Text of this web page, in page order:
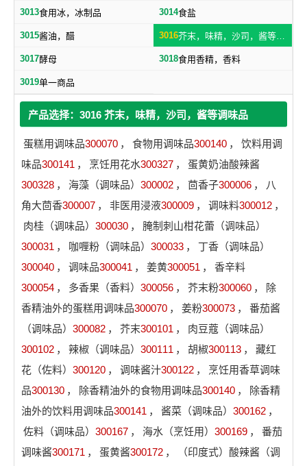
3013食用冰，冰制品 3014食盐
3015酱油，醋 3016 芥末，味精，沙司，酱等调味品
3017酵母 3018食用香精，香料
3019单一商品
产品选择：3016 芥末，味精，沙司，酱等调味品
蛋糕用调味品300070 ， 食物用调味品300140 ，
饮料用调
味品300141 ， 烹饪用花水300327 ，
蛋黄奶油酸辣酱
300328 ， 海藻（调味品） 300002 ， 茴香子300006 ，
八
角大茴香300007 ， 非医用浸液300009 ， 调味料300012 ，
肉桂（调味品） 300030 ，
腌制刺山柑花蕾（调味品）
300031 ， 咖喱粉（调味品） 300033 ，
丁香（调味品）
300040 ， 调味品300041 ， 姜黄300051 ，
香辛料
300054 ， 多香果（香料） 300056 ， 芥末粉300060 ，
除
香精油外的蛋糕用调味品300070 ， 姜粉300073 ，
番茄酱
（调味品） 300082 ， 芥末300101 ，
肉豆蔻（调味品）
300102 ， 辣椒（调味品） 300111 ， 胡椒300113 ，
藏红
花（佐料） 300120 ， 调味酱汁300122 ，
烹饪用香草调味
品300130 ， 除香精油外的食物用调味品300140 ，
除香精
油外的饮料用调味品300141 ， 酱菜（调味品） 300162 ，
佐料（调味品） 300167 ， 海水（烹饪用） 300169 ，
番茄
调味酱300171 ， 蛋黄酱300172 ，
（印度式）酸辣酱（调